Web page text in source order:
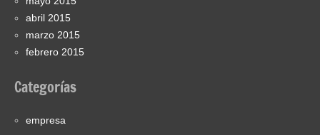
abril 2015
marzo 2015
febrero 2015
Categorías
empresa